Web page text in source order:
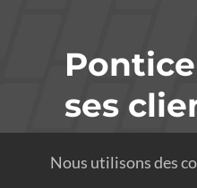
ses
Nous utilisons des